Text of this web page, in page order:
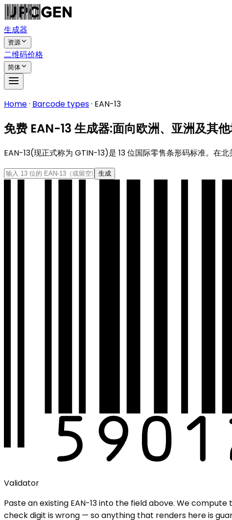
生成器
资源
二维码价格
简体
Home· Barcode types· EAN-13
免费 EAN-13 生成器:面向欧洲、亚洲及其
EAN-13(现正式称为 GTIN-13)是 13 位国际零售条形码标准。在
生成
Validator
Paste an existing EAN-13into the field above. We compute
check digit is wrong — so anything that renders here is